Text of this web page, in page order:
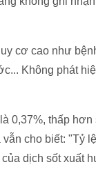
cơ cao như
Không phát
0,37%, thấp
cho biết: "Tỷ
dịch sốt xuất